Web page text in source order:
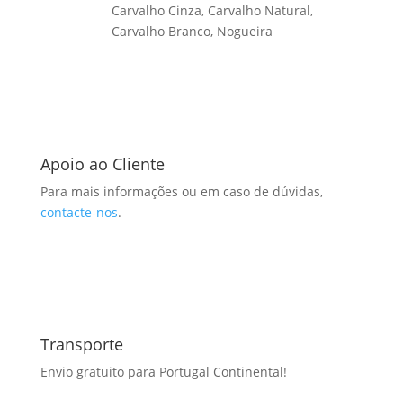
Carvalho Cinza, Carvalho Natural,
Carvalho Branco, Nogueira
Apoio ao Cliente
Para mais informações ou em caso de dúvidas,
contacte-nos.
Transporte
Envio gratuito para Portugal Continental!